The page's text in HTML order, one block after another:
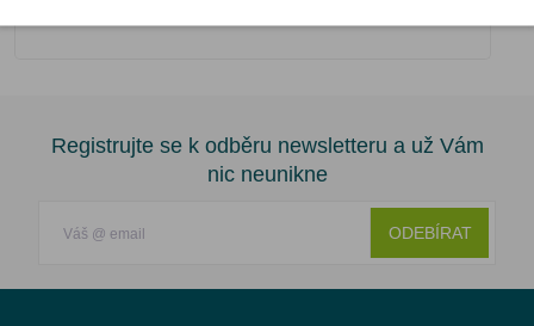
Registrujte se k odběru newsletteru a už Vám
nic neunikne
ODEBÍRAT